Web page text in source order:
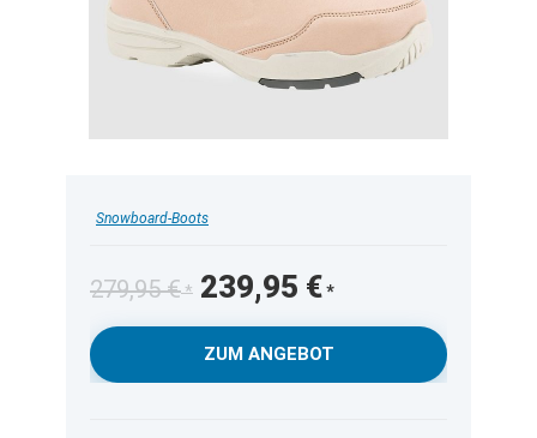
Snowboard-Boots
279,95€
Ursprünglicher
Preis
war:
279,95 €
239,95 € Aktueller
Preis
239,95 €.
ZUM ANGEBOT